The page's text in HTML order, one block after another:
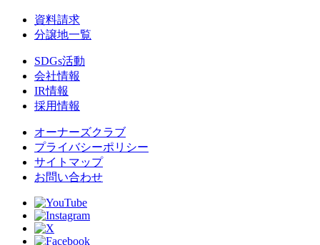
資料請求
分譲地一覧
SDGs活動
会社情報
IR情報
採用情報
オーナーズクラブ
プライバシーポリシー
サイトマップ
お問い合わせ